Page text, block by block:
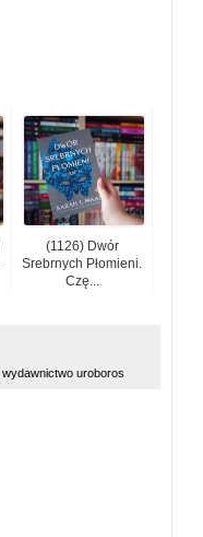
(1126) Dwór
Srebrnych Płomieni.
Czę...
wydawnictwo uroboros